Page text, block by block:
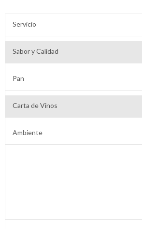
Servicio
Sabor y Calidad
Pan
Carta de Vinos
Ambiente